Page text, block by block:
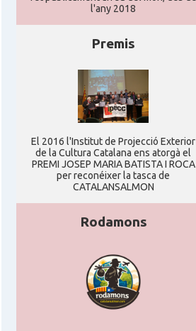
l'any 2018
Premis
El 2016 l'Institut de Projecció Exterior
de la Cultura Catalana ens atorgà el
PREMI JOSEP MARIA BATISTA I ROCA
per reconéixer la tasca de
CATALANSALMON
Rodamons